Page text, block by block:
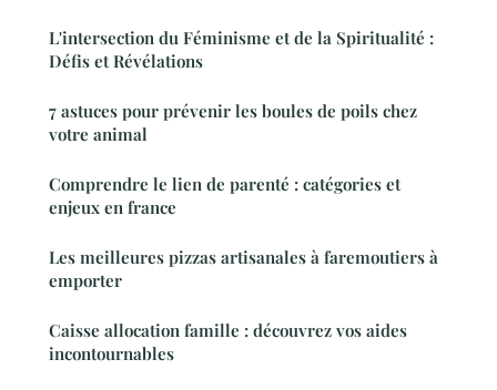
L'intersection du Féminisme et de la Spiritualité :
Défis et Révélations
7 astuces pour prévenir les boules de poils chez
votre animal
Comprendre le lien de parenté : catégories et
enjeux en france
Les meilleures pizzas artisanales à faremoutiers à
emporter
Caisse allocation famille : découvrez vos aides
incontournables